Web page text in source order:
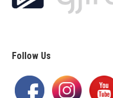
Follow Us